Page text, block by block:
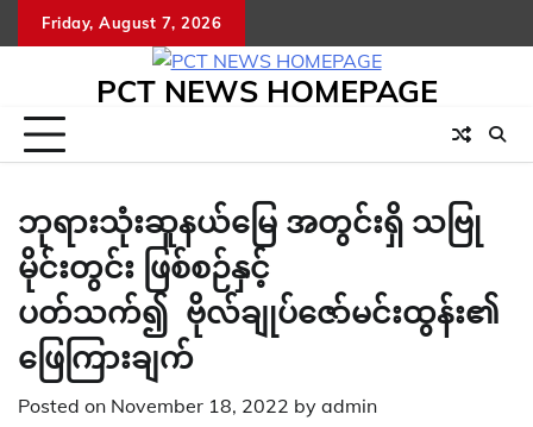
to
Friday, August 7, 2026
PCT NEWS HOMEPAGE
ဘုရားသုံးဆူနယ်မြေ အတွင်းရှိ သဗြု
မိုင်းတွင်း ဖြစ်စဉ်နှင့်
ပတ်သက်၍ ဗိုလ်ချုပ်ဇော်မင်းထွန်း၏
ဖြေကြားချက်
Posted on November 18, 2022 by admin